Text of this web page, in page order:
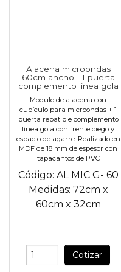
Alacena microondas
60cm ancho - 1 puerta
complemento línea gola
Modulo de alacena con
cubículo para microondas + 1
puerta rebatible complemento
línea gola con frente ciego y
espacio de agarre. Realizado en
MDF de 18 mm de espesor con
tapacantos de PVC
Código: AL MIC G- 60
Medidas: 72cm x
60cm x 32cm
Cotizar